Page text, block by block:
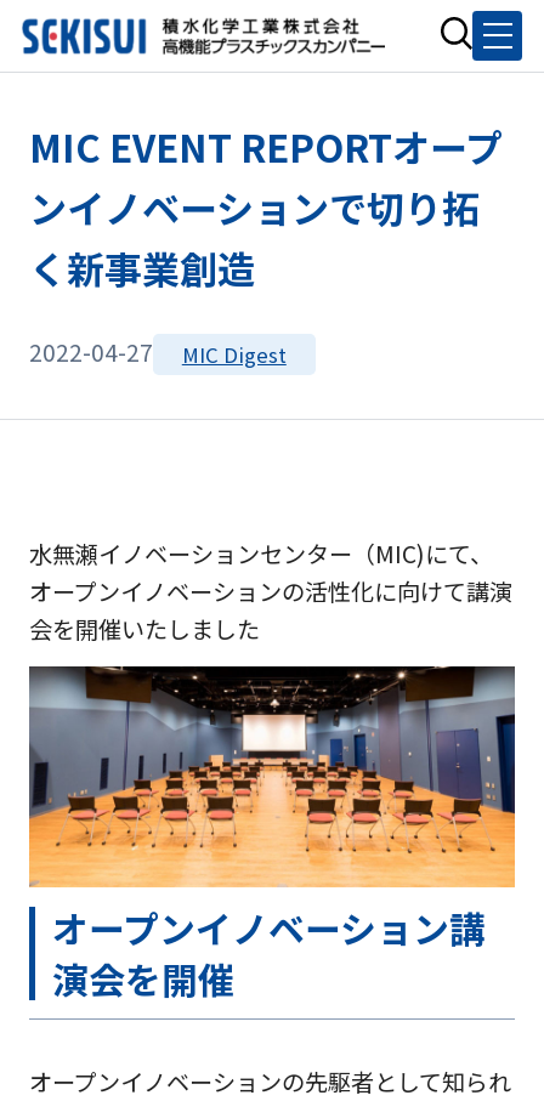
MIC EVENT REPORTオープ
ンイノベーションで切り拓
く新事業創造
2022-04-27 MIC Digest
水無瀬イノベーションセンター（MIC)にて、
オープンイノベーションの活性化に向けて講演
会を開催いたしました
オープンイノベーション講
演会を開催
オープンイノベーションの先駆者として知られ